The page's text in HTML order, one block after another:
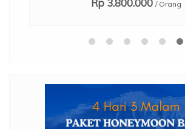
Rp 3.800.000 / Orang